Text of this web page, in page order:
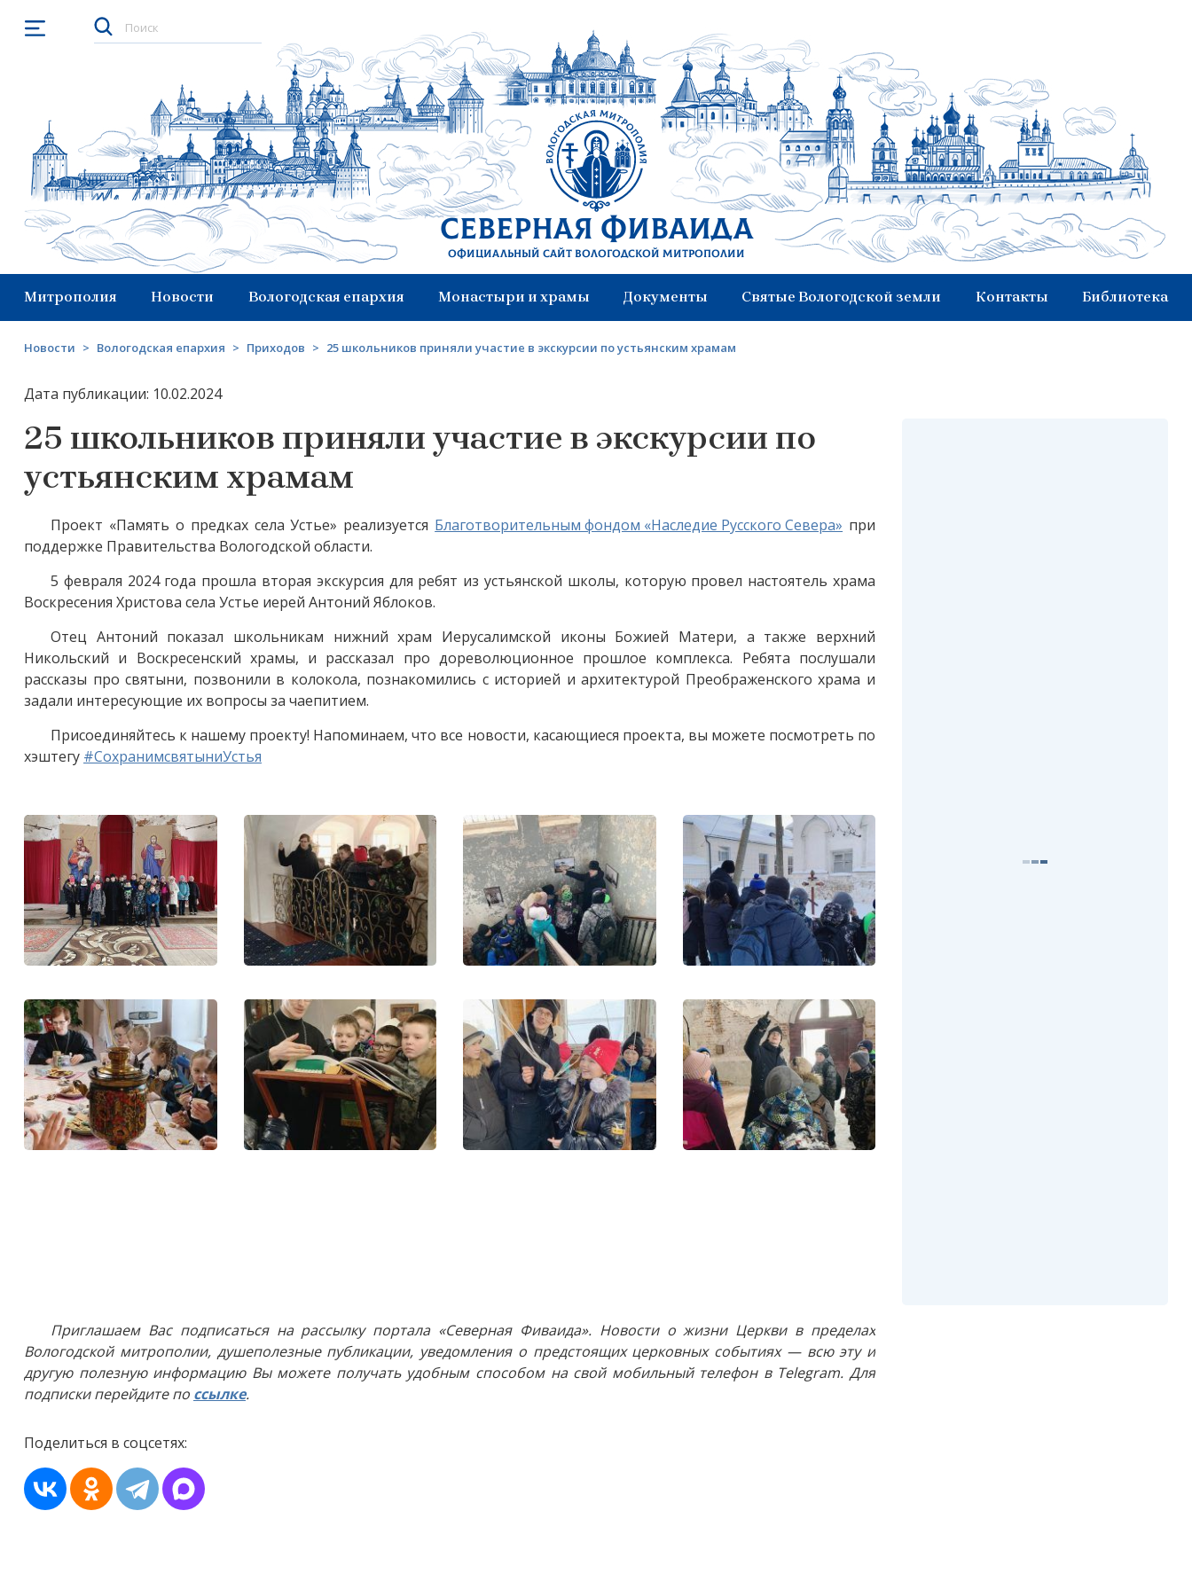
Открыть меню
Северная Фиваида
Официальный сайт Вологодской митрополии
Митрополия Новости Вологодская епархия Монастыри и храмы Документы Святые Вологодской земли Контакты Библиотека
Новости > Вологодская епархия > Приходов > 25 школьников приняли участие в экскурсии по устьянским храмам
Дата публикации: 10.02.2024
25 школьников приняли участие в экскурсии по
устьянским храмам
Проект «Память о предках села Устье» реализуется Благотворительным фондом «Наследие Русского Севера» при
поддержке Правительства Вологодской области.
5 февраля 2024 года прошла вторая экскурсия для ребят из устьянской школы, которую провел настоятель храма
Воскресения Христова села Устье иерей Антоний Яблоков.
Отец Антоний показал школьникам нижний храм Иерусалимской иконы Божией Матери, а также верхний
Никольский и Воскресенский храмы, и рассказал про дореволюционное прошлое комплекса. Ребята послушали
рассказы про святыни, позвонили в колокола, познакомились с историей и архитектурой Преображенского храма и
задали интересующие их вопросы за чаепитием.
Присоединяйтесь к нашему проекту! Напоминаем, что все новости, касающиеся проекта, вы можете посмотреть по
хэштегу #СохранимсвятыниУстья
Приглашаем Вас подписаться на рассылку портала «Северная Фиваида». Новости о жизни Церкви в пределах
Вологодской митрополии, душеполезные публикации, уведомления о предстоящих церковных событиях — всю эту и
другую полезную информацию Вы можете получать удобным способом на свой мобильный телефон в Telegram. Для
подписки перейдите по ссылке.
Поделиться в соцсетях: